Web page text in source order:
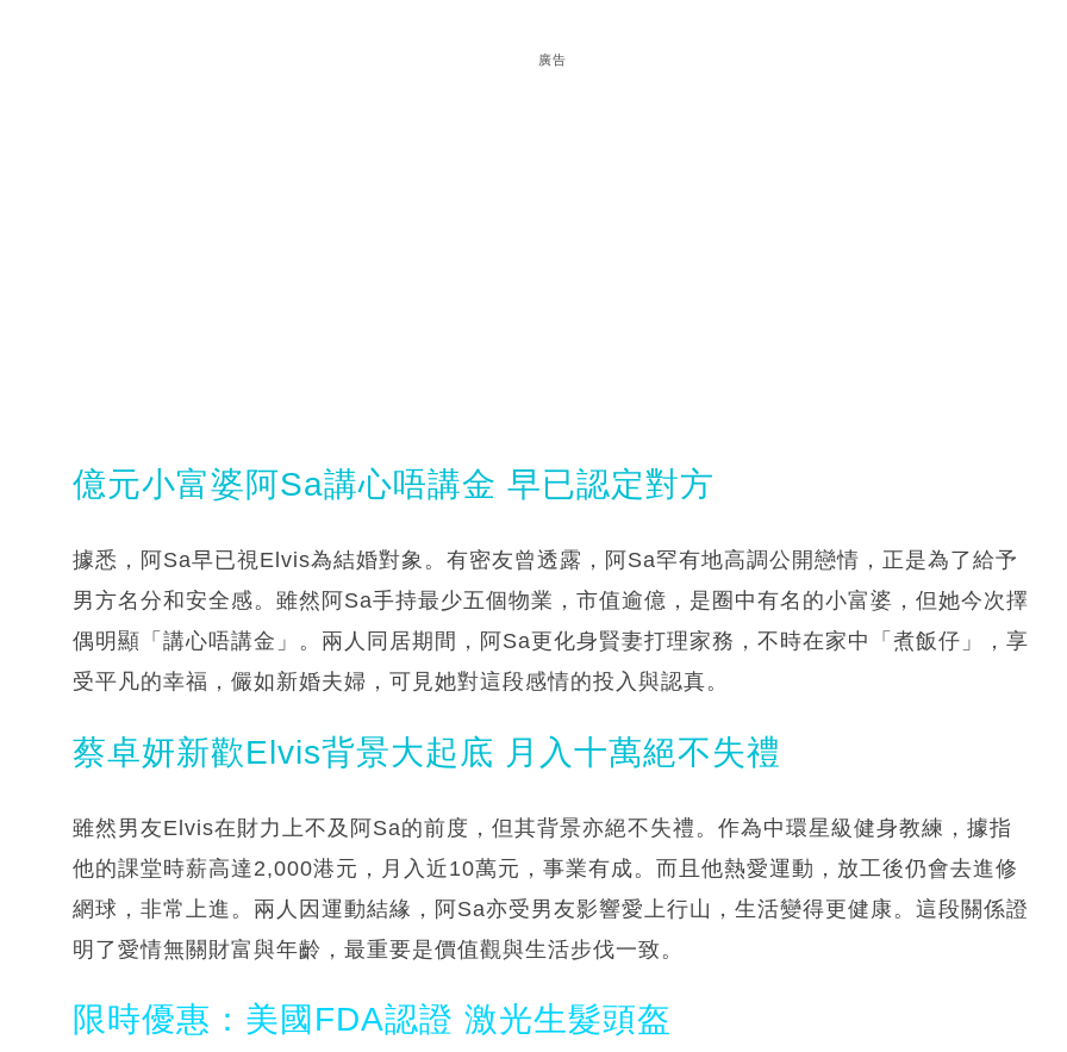
廣告
億元小富婆阿Sa講心唔講金 早已認定對方
據悉，阿Sa早已視Elvis為結婚對象。有密友曾透露，阿Sa罕有地高調公開戀情，正是為了給予
男方名分和安全感。雖然阿Sa手持最少五個物業，市值逾億，是圈中有名的小富婆，但她今次擇
偶明顯「講心唔講金」。兩人同居期間，阿Sa更化身賢妻打理家務，不時在家中「煮飯仔」，享
受平凡的幸福，儼如新婚夫婦，可見她對這段感情的投入與認真。
蔡卓妍新歡Elvis背景大起底 月入十萬絕不失禮
雖然男友Elvis在財力上不及阿Sa的前度，但其背景亦絕不失禮。作為中環星級健身教練，據指
他的課堂時薪高達2,000港元，月入近10萬元，事業有成。而且他熱愛運動，放工後仍會去進修
網球，非常上進。兩人因運動結緣，阿Sa亦受男友影響愛上行山，生活變得更健康。這段關係證
明了愛情無關財富與年齡，最重要是價值觀與生活步伐一致。
限時優惠：美國FDA認證 激光生髮頭盔